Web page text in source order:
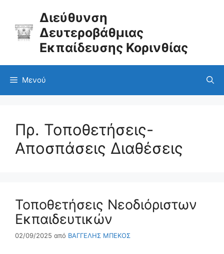
Διεύθυνση
Δευτεροβάθμιας
Εκπαίδευσης Κορινθίας
Μενού
Πρ. Τοποθετήσεις-
Αποσπάσεις Διαθέσεις
Τοποθετήσεις Νεοδιόριστων
Εκπαιδευτικών
02/09/2025 από ΒΑΓΓΕΛΗΣ ΜΠΕΚΟΣ